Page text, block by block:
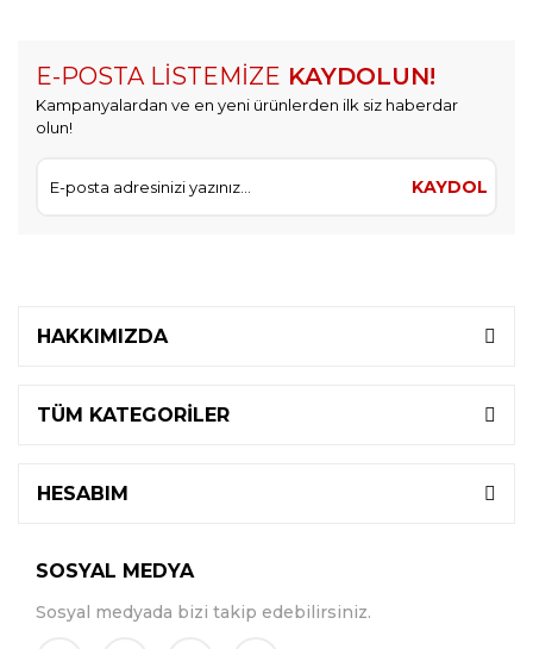
E-POSTA LİSTEMİZE KAYDOLUN!
Kampanyalardan ve en yeni ürünlerden ilk siz haberdar
olun!
KAYDOL
HAKKIMIZDA
TÜM KATEGORİLER
HESABIM
SOSYAL MEDYA
Sosyal medyada bizi takip edebilirsiniz.